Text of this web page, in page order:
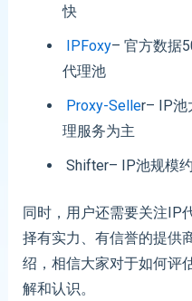
快
IPFoxy– 官方数据
代理池
Proxy-Seller– IP池
理服务为主
Shifter– IP池规模
同时，用户还需要关注IP
择有实力、有信誉的提供
绍，相信大家对于如何评
解和认识。